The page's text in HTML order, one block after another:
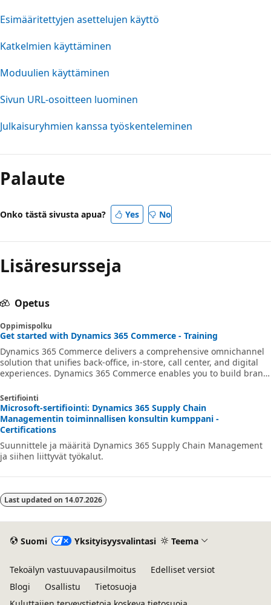
Esimääritettyjen asettelujen käyttö
Katkelmien käyttäminen
Moduulien käyttäminen
Sivun URL-osoitteen luominen
Julkaisuryhmien kanssa työskenteleminen
Palaute
Onko tästä sivusta apua? Yes No
Lisäresursseja
Opetus
Oppimispolku
Get started with Dynamics 365 Commerce - Training
Dynamics 365 Commerce delivers a comprehensive omnichannel
solution that unifies back-office, in-store, call center, and digital
experiences. Dynamics 365 Commerce enables you to build brand
revenue with improved employee productivity, optimize
operations to reduce costs and drive supply chain efficiencies,
ultimately delivering better business outcomes.
Sertifiointi
Microsoft-sertifiointi: Dynamics 365 Supply Chain
Managementin toiminnallisen konsultin kumppani -
Certifications
Suunnittele ja määritä Dynamics 365 Supply Chain Management
ja siihen liittyvät työkalut.
Last updated on 14.07.2026
Suomi Yksityisyysvalintasi Teema
Tekoälyn vastuuvapausilmoitus
Edelliset versiot
Blogi
Osallistu
Tietosuoja